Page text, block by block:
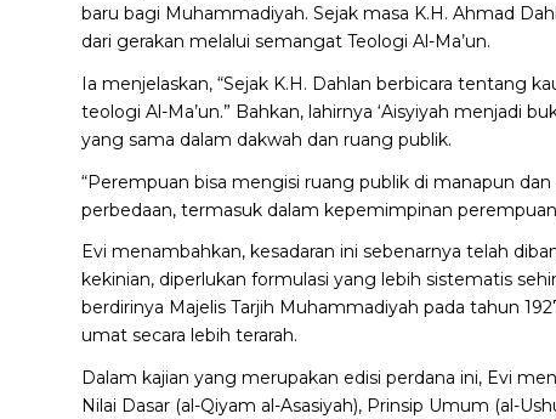
baru bagi Muhammadiyah. Sejak masa K.H. Ahmad
dari gerakan melalui semangat Teologi Al-Ma’un.
Ia menjelaskan, “Sejak K.H. Dahlan berbicara tentang
teologi Al-Ma’un.” Bahkan, lahirnya ‘Aisyiyah menjadi
yang sama dalam dakwah dan ruang publik.
“Perempuan bisa mengisi ruang publik di manapun
perbedaan, termasuk dalam kepemimpinan
Evi menambahkan, kesadaran ini sebenarnya telah
kekinian, diperlukan formulasi yang lebih sistematis
berdirinya Majelis Tarjih Muhammadiyah pada tahun
umat secara lebih terarah.
Dalam kajian yang merupakan edisi perdana ini, Evi
Nilai Dasar (al-Qiyam al-Asasiyah), Prinsip Umum (al-